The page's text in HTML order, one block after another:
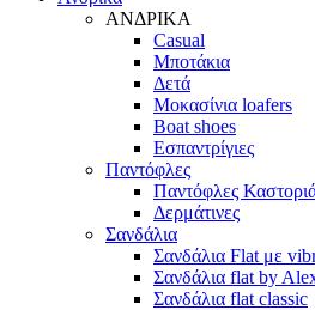
ΑΝΔΡΙΚΑ
Casual
Μποτάκια
Δετά
Μοκασίνια loafers
Boat shoes
Εσπαντρίγιες
Παντόφλες
Παντόφλες
Δερμάτινες
Σανδάλια
Σανδάλια Flat με
Σανδάλια flat by
Σανδάλια flat classic